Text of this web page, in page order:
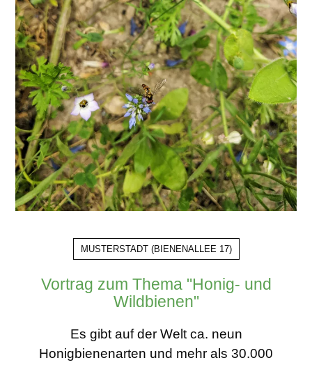
MUSTERSTADT(BIENENALLEE 17)
Vortrag zum Thema "Honig- und
Wildbienen"
Es gibt auf der Welt ca. neun
Honigbienenarten und mehr als 30.000